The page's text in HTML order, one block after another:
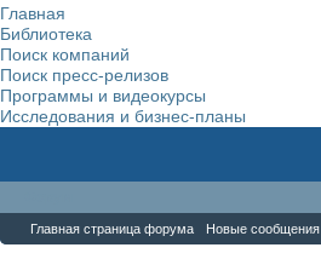
Главная
Библиотека
Поиск компаний
Поиск пресс-релизов
Программы и видеокурсы
Исследования и бизнес-планы
Главная страница форума Новые сообщения